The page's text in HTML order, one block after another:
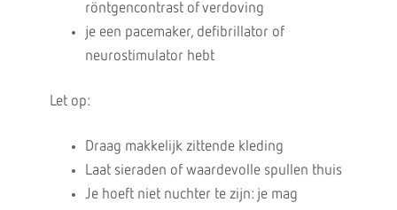
röntgencontrast of verdoving
je een pacemaker, defibrillator of
neurostimulator hebt
Let op:
Draag makkelijk zittende kleding
Laat sieraden of waardevolle spullen thuis
Je hoeft niet nuchter te zijn: je mag